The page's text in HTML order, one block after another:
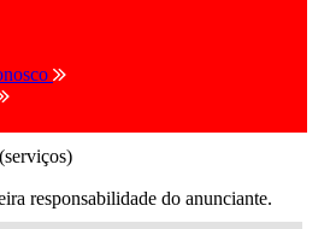
responsabilidade do anunciante.